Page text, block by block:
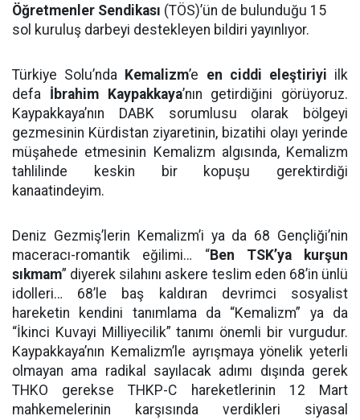
Öğretmenler Sendikası (TÖS)’ün de bulundu­ğu 15
sol kuruluş darbeyi destekleyen bildiri yayınlıyor.
Türkiye Solu’nda Kemalizm’e en ciddi eleştiriyi ilk
defa İbrahim Kaypakkaya’nın getirdiğini görüyoruz.
Kaypakkaya’nın DABK sorumlusu olarak bölgeyi
gezmesinin Kürdistan ziyaretinin, bizatihi olayı yerinde
müşahede etmesinin Kemalizm algısında, Kemalizm
tahlilinde keskin bir kopuşu gerektirdiği
kanaatindeyim.
Deniz Gezmiş’lerin Kemalizm’i ya da 68 Gençliği’nin
maceracı-romantik eğilimi… “Ben TSK’ya kurşun
sıkmam” diyerek silahını askere teslim eden 68’in ünlü
idolleri… 68’le baş kaldıran devrimci sosyalist
hareketin kendini tanımlama da “Kemalizm” ya da
“İkinci Kuvayi Milliyecilik” tanımı önemli bir vurgudur.
Kaypakkaya’nın Kemalizm’le ayrışmaya yönelik yeterli
olmayan ama radikal sayılacak adımı dışında gerek
THKO gerekse THKP-C hareketlerinin 12 Mart
mahkemelerinin karşısında verdikleri siyasal